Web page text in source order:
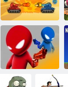
Tanku dārdoņa